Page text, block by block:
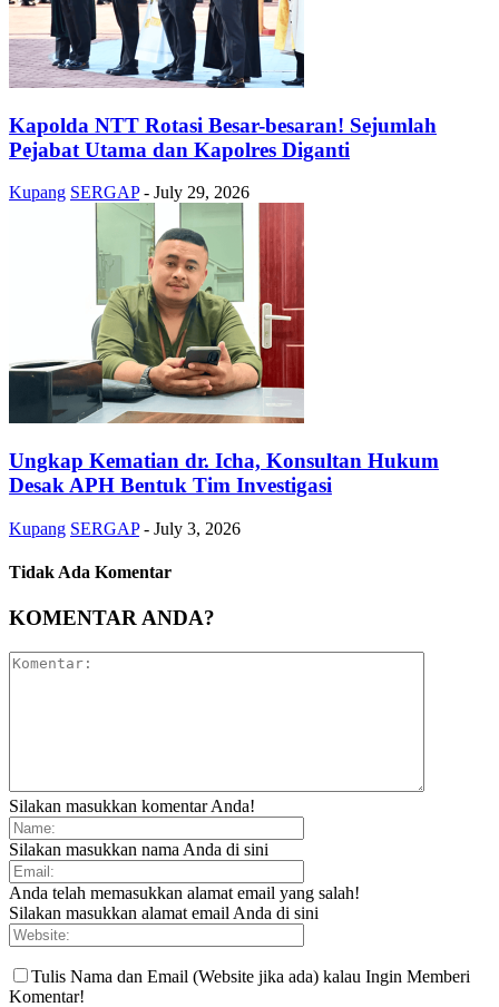
Kapolda NTT Rotasi Besar-besaran! Sejumlah
Pejabat Utama dan Kapolres Diganti
Kupang SERGAP - July 29, 2026
Ungkap Kematian dr. Icha, Konsultan Hukum
Desak APH Bentuk Tim Investigasi
Kupang SERGAP - July 3, 2026
Tidak Ada Komentar
KOMENTAR ANDA?
Silakan masukkan komentar Anda!
Silakan masukkan nama Anda di sini
Anda telah memasukkan alamat email yang salah!
Silakan masukkan alamat email Anda di sini
Tulis Nama dan Email (Website jika ada) kalau Ingin Memberi
Komentar!